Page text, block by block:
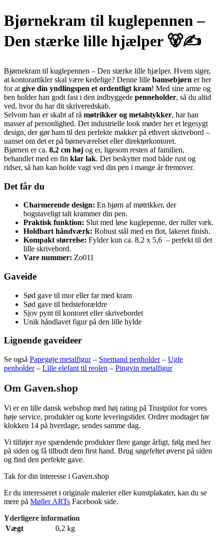
Bjørnekram til kuglepennen –
Den stærke lille hjælper 🐻✍️
Bjørnekram til kuglepennen – Den stærke lille hjælper. Hvem siger,
at kontorartikler skal være kedelige? Denne lille bamsebjørn er her
for at give din yndlingspen et ordentligt kram! Med sine arme og
ben holder han godt fast i den indbyggede penneholder, så du altid
ved, hvor du har dit skriveredskab.
Selvom han er skabt af rå møtrikker og metalstykker, har han
masser af personlighed. Det industrielle look møder her et legesygt
design, der gør ham til den perfekte makker på ethvert skrivebord –
uanset om det er på børneværelset eller direktørkontoret.
Bjørnen er ca. 8,2 cm høj og er, ligesom resten af familien,
behandlet med en fin klar lak. Det beskytter mod både rust og
ridser, så han kan holde vagt ved din pen i mange år fremover.
Det får du
Charmerende design: En bjørn af møtrikker, der
bogstaveligt talt krammer din pen.
Praktisk funktion: Slut med løse kuglepenne, der ruller væk.
Holdbart håndværk: Robust stål med en flot, lakeret finish.
Kompakt størrelse: Fylder kun ca. 8,2 x 5,6 – perfekt til det
lille skrivebord.
Vare nummer: Zo011
Gaveide
Sød gave til mor eller far med kram
Sød gave til bedsteforældre
Sjov pynt til kontoret eller skrivebordet
Unik håndlavet figur på den lille hylde
Lignende gaveideer
Se også Papegøje metalfigur– Snemand penholder– Ugle
penholder– Lille elefant til reolen – Pingvin metalfigur
Om Gaven.shop
Vi er en lille dansk webshop med høj rating på Trustpilot for vores
høje service, produkter og korte leveringstider. Ordrer modtaget før
klokken 14 på hverdage, sendes samme dag.
Vi tilføjer nye spændende produkter flere gange årligt, følg med her
på siden og få tilbudt dem first hand. Brug søgefeltet øverst på siden
og find den perfekte gave.
Tak for din interesse i Gaven.shop
Er du interesseret i originale malerier eller kunstplakater, kan du se
mere på Møller ARTs Facebook side.
Yderligere information
Vægt
0,2 kg